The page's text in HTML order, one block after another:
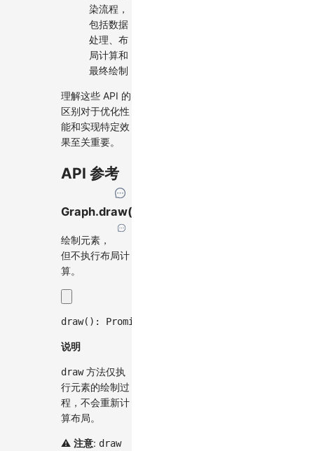
染流程，
包括数据
处理、布
局计算和
最终绘制
理解这些 API 的
区别对于优化性
能和实现特定效
果至关重要。
API 参考
Graph.draw()
绘制元素，
但不执行布局计
算。
draw( ) : Promise
说明
draw方法仅执
行元素的绘制过
程，不会重新计
算布局。
⚠️ 注意: draw